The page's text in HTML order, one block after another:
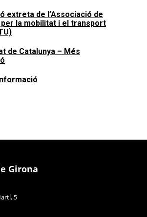
extreta de l’Associació de
per la mobilitat i el transport
de Catalunya – Més
Girona
5